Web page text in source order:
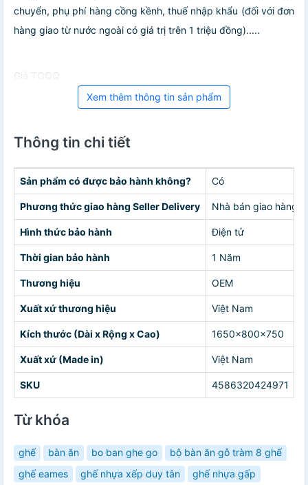
chuyển, phụ phí hàng cồng kềnh, thuế nhập khẩu (đối với đơn
hàng giao từ nước ngoài có giá trị trên 1 triệu đồng).....
Giá TQQQ
Xem thêm thông tin sản phẩm
Thông tin chi tiết
Sản phẩm có được bảo hành không? Có
Phương thức giao hàng Seller Delivery Nhà bán giao hàng
Hình thức bảo hành Điện tử
Thời gian bảo hành 1 Năm
Thương hiệu OEM
Xuất xứ thương hiệu Việt Nam
Kích thước (Dài x Rộng x Cao) 1650x800x750
Xuất xứ (Made in) Việt Nam
SKU 4586320424971
Từ khóa
ghế bàn ăn bo ban ghe go
bộ bàn ăn gỗ tràm 8 ghế
ghế eames
ghế nhựa xếp duy tân
ghế nhựa gấp